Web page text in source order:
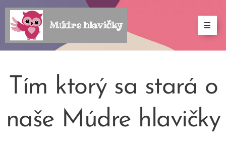
Múdre hlavičky
Tím ktorý sa stará o
naše Múdre hlavičky